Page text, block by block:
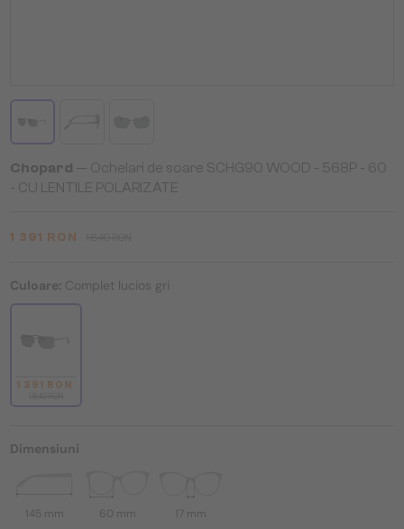
Chopard — Ochelari de soare SCHG90 WOOD - 568P - 60
- CU LENTILE POLARIZATE
1 391 RON
Culoare: Complet lucios gri
1 391 RON
Dimensiuni
145 mm 60 mm 17 mm